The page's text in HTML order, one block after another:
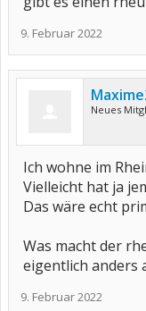
9. Februar 2022
Neues
Ich wohne im
Vielleicht hat ja
Das wäre echt
Was macht der
eigentlich anders
9. Februar 2022